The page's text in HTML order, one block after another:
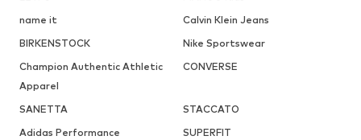
name it
Calvin Klein Jeans
BIRKENSTOCK
Nike Sportswear
Champion Authentic Athletic
Apparel
CONVERSE
SANETTA
STACCATO
Adidas Performance
SUPERFIT